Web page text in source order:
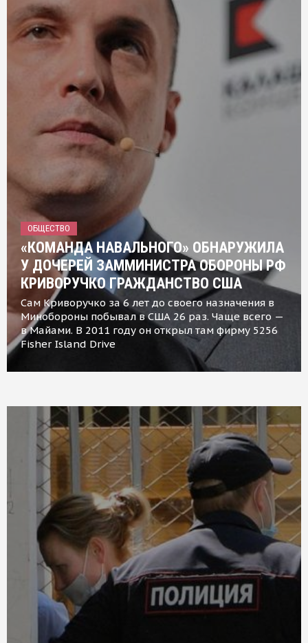
ОБЩЕСТВО
«КОМАНДА НАВАЛЬНОГО» ОБНАРУЖИЛА
У ДОЧЕРЕЙ ЗАММИНИСТРА ОБОРОНЫ РФ
КРИВОРУЧКО ГРАЖДАНСТВО США
Сам Криворучко за 6 лет до своего назначения в
Минобороны побывал в США 26 раз. Чаще всего —
в Майами. В 2011 году он открыл там фирму 5256
Fisher Island Drive